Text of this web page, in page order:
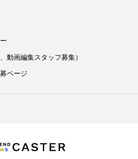
動画編集スタッフ募集）
ページ